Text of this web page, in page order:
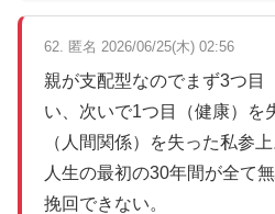
62. 匿名 2026/06/25(木) 02:56
親が支配型なのでまず3つ目
い、次いで1つ目（健康）を
（人間関係）を失った私参上
人生の最初の30年間が全て
挽回できない。